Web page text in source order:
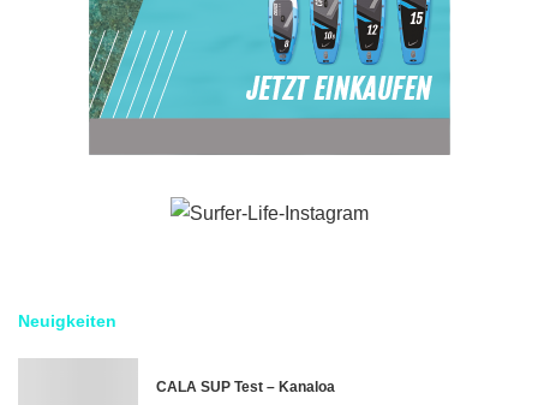
Neuigkeiten
CALA SUP Test – Kanaloa